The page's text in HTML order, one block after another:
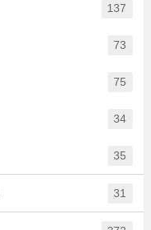
137
73
75
34
35
31